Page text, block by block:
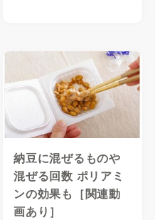
納豆に混ぜるものや
混ぜる回数 ポリアミ
ンの効果も［関連動
画あり］